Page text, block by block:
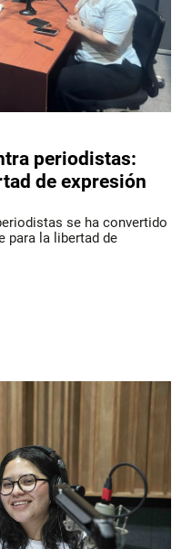
periodistas:
de expresión
se ha convertido
para la libertad de